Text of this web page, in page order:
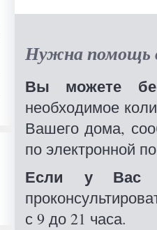
Нужна помощь
Вы можете
необходимое
Вашего дома,
по электронной
Если у Вас
с 9 до 21 часа.